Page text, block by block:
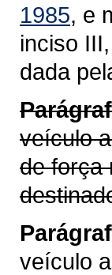
1985, e
inciso
dada
veículo
de força
veículo